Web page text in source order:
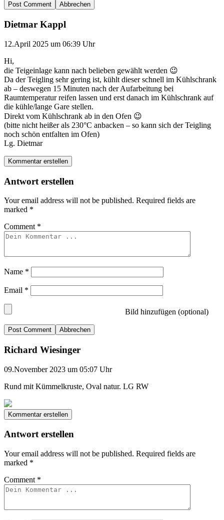
Abbrechen
Dietmar Kappl
12.April 2025 um 06:39 Uhr
Hi,
die Teigeinlage kann nach belieben gewählt werden 😉
Da der Teigling sehr gering ist, kühlt dieser schnell im Kühlschrank
ab – deswegen 15 Minuten nach der Aufarbeitung bei
Raumtemperatur reifen lassen und erst danach im Kühlschrank auf
die kühle/lange Gare stellen.
Direkt vom Kühlschrank ab in den Ofen 😉
(bitte nicht heißer als 230°C anbacken – so kann sich der Teigling
noch schön entfalten im Ofen)
Lg. Dietmar
Kommentar erstellen
Antwort erstellen
Your email address will not be published. Required fields are
marked *
Comment *
Name *
Email *
Bild hinzufügen (optional)
Abbrechen
Richard Wiesinger
09.November 2023 um 05:07 Uhr
Rund mit Kümmelkruste, Oval natur. LG RW
Kommentar erstellen
Antwort erstellen
Your email address will not be published. Required fields are
marked *
Comment *